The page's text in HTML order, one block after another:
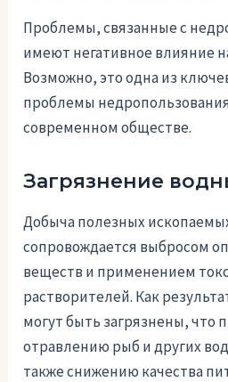
Проблемы, связанные с
имеют негативное влияние
Возможно, это одна из
проблемы
современном обществе.
Загрязнение
Добыча полезных
сопровождается выбросом
веществ и применением
растворителей. Как
могут быть загрязнены, что
отравлению рыб и других
также снижению качества